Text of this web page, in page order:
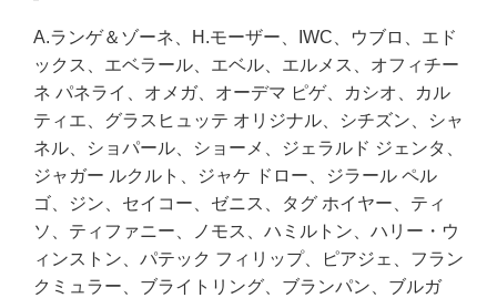
A.ランゲ＆ゾーネ、H.モーザー、IWC、ウブロ、エド
ックス、エベラール、エベル、エルメス、オフィチー
ネ パネライ、オメガ、オーデマ ピゲ、カシオ、カル
ティエ、グラスヒュッテ オリジナル、シチズン、シャ
ネル、ショパール、ショーメ、ジェラルド ジェンタ、
ジャガー ルクルト、ジャケ ドロー、ジラール ペル
ゴ、ジン、セイコー、ゼニス、タグ ホイヤー、ティ
ソ、ティファニー、ノモス、ハミルトン、ハリー・ウ
ィンストン、パテック フィリップ、ピアジェ、フラン
クミュラー、ブライトリング、ブランパン、ブルガ